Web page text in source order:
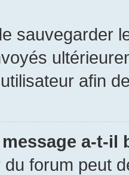
sauvegarder
afin
a-t-il
du forum peut